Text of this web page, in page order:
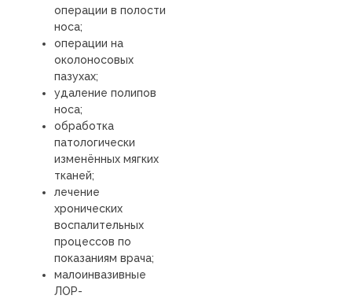
операции в полости
носа;
операции на
околоносовых
пазухах;
удаление полипов
носа;
обработка
патологически
изменённых мягких
тканей;
лечение
хронических
воспалительных
процессов по
показаниям врача;
малоинвазивные
ЛОР-